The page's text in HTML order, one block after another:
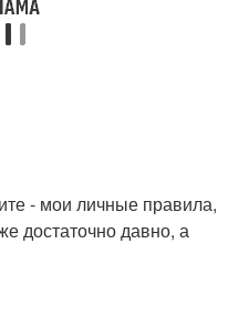
- мои личные правила,
достаточно давно, а